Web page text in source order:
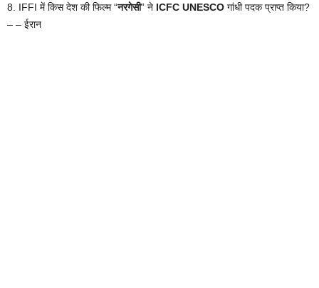
8. IFFI में किस देश की फिल्म “नरगेसी” ने ICFC UNESCO गांधी पदक प्राप्त किया?
– – ईरान